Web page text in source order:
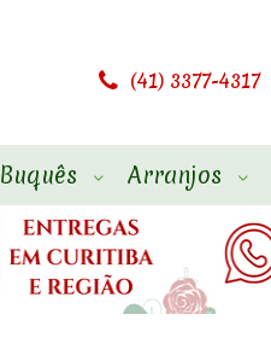
(41) 3377-4317
Buquês Arranjos